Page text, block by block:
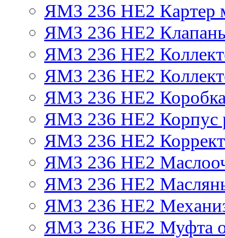
ЯМЗ 236 НЕ2 Картер
ЯМЗ 236 НЕ2 Клапаны
ЯМЗ 236 НЕ2
ЯМЗ 236 НЕ2
ЯМЗ 236 НЕ2 Коробка
ЯМЗ 236 НЕ2 Корпус
ЯМЗ 236 НЕ2
ЯМЗ 236 НЕ2
ЯМЗ 236 НЕ2
ЯМЗ 236 НЕ2
ЯМЗ 236 НЕ2 Муфта